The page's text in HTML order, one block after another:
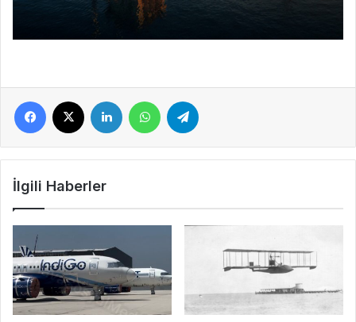
Facebook LinkedIn WhatsApp
İlgili Haberler